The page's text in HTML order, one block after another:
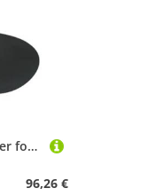
HLTesy 10 1/4x12 Propeller for Außenbordmotor DF20/25 DT25C DT30C DF25 DF30 DT20 DT25 10 Spline 58100-96430-019
96,26 €